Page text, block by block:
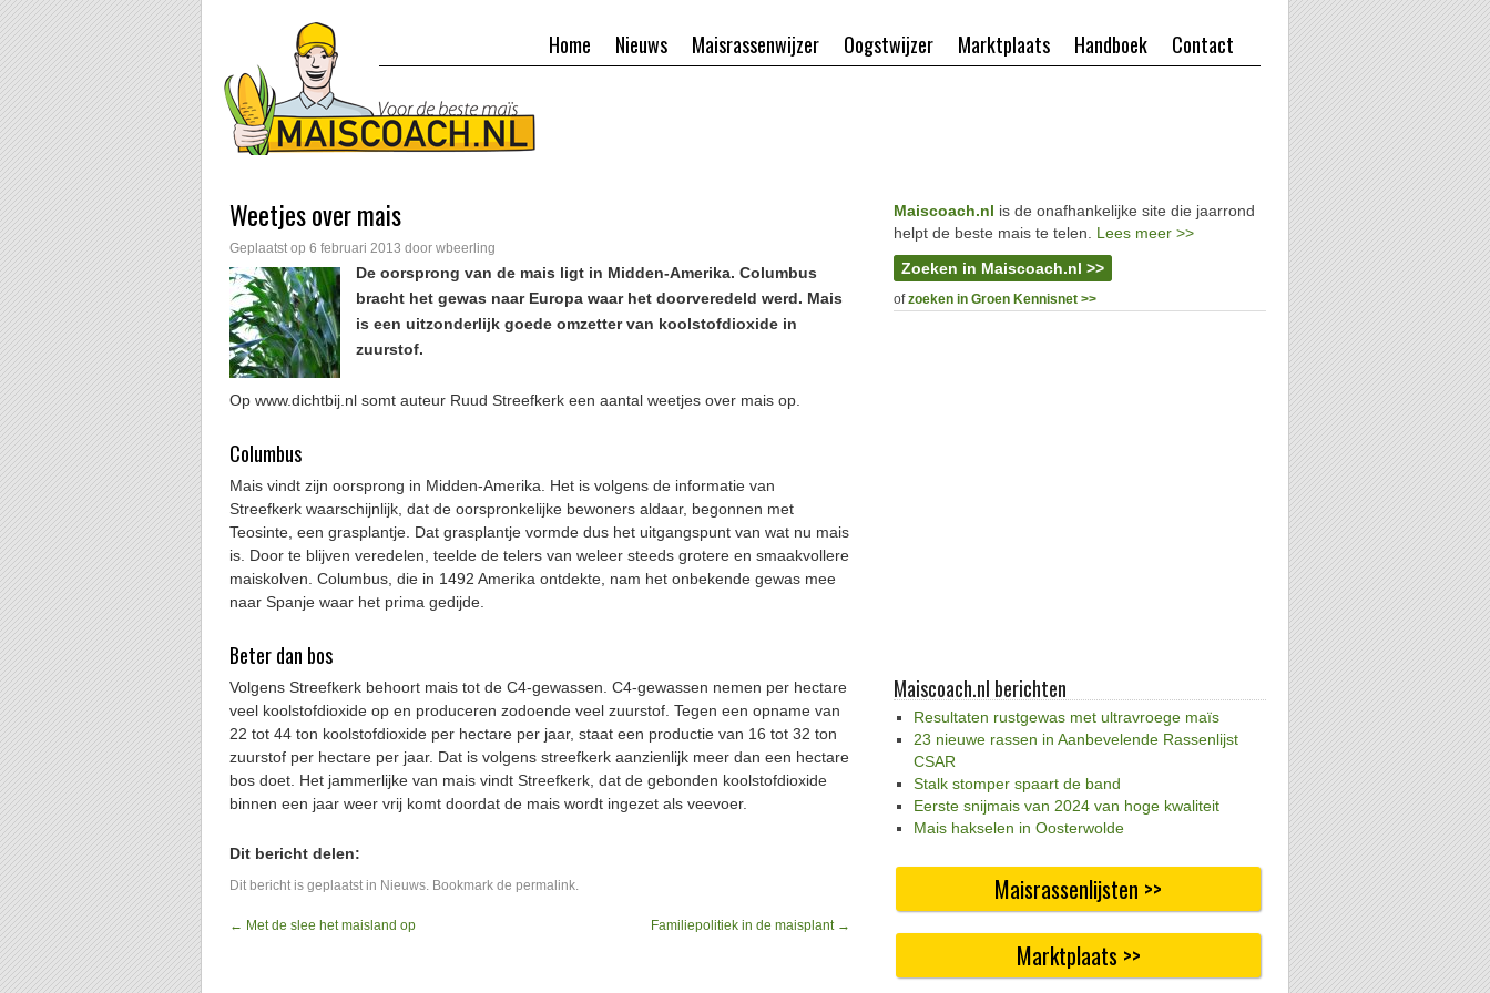
Contact
Handboek
Marktplaats
Oogstwijzer
Maisrassenwijzer
Nieuws
Home
Weetjes over mais
Geplaatst op 6 februari 2013 door wbeerling
De oorsprong van de mais ligt in Midden-Amerika. Columbus
bracht het gewas naar Europa waar het doorveredeld werd. Mais
is een uitzonderlijk goede omzetter van koolstofdioxide in
zuurstof.
Op www.dichtbij.nl somt auteur Ruud Streefkerk een aantal weetjes over mais op.
Columbus
Mais vindt zijn oorsprong in Midden-Amerika. Het is volgens de informatie van
Streefkerk waarschijnlijk, dat de oorspronkelijke bewoners aldaar, begonnen met
Teosinte, een grasplantje. Dat grasplantje vormde dus het uitgangspunt van wat nu mais
is. Door te blijven veredelen, teelde de telers van weleer steeds grotere en smaakvollere
maiskolven. Columbus, die in 1492 Amerika ontdekte, nam het onbekende gewas mee
naar Spanje waar het prima gedijde.
Beter dan bos
Volgens Streefkerk behoort mais tot de C4-gewassen. C4-gewassen nemen per hectare
veel koolstofdioxide op en produceren zodoende veel zuurstof. Tegen een opname van
22 tot 44 ton koolstofdioxide per hectare per jaar, staat een productie van 16 tot 32 ton
zuurstof per hectare per jaar. Dat is volgens streefkerk aanzienlijk meer dan een hectare
bos doet. Het jammerlijke van mais vindt Streefkerk, dat de gebonden koolstofdioxide
binnen een jaar weer vrij komt doordat de mais wordt ingezet als veevoer.
Dit bericht delen:
Dit bericht is geplaatst in Nieuws. Bookmark de permalink.
← Met de slee het maisland op Familiepolitiek in de maisplant →
Maiscoach.nl is de onafhankelijke site die jaarrond
helpt de beste mais te telen. Lees meer >>
Zoeken in Maiscoach.nl >>
ofzoeken in Groen Kennisnet >>
Maiscoach.nl berichten
Resultaten rustgewas met ultravroege maïs
23 nieuwe rassen in Aanbevelende Rassenlijst
CSAR
Stalk stomper spaart de band
Eerste snijmais van 2024 van hoge kwaliteit
Mais hakselen in Oosterwolde
Maisrassenlijsten >>
Marktplaats >>